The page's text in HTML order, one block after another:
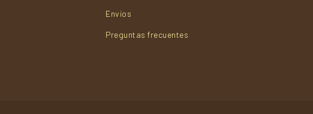
Envios
Preguntas frecuentes